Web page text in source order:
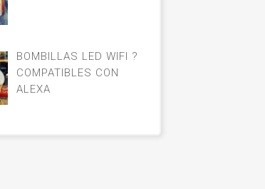
BOMBILLAS LED WIFI ?
COMPATIBLES CON
ALEXA